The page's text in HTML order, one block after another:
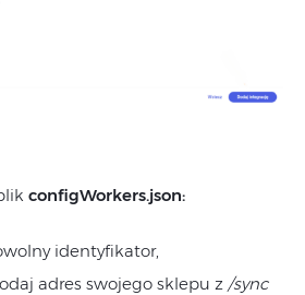
configWorkers.json:
identyfikator,
adres swojego sklepu z /sync